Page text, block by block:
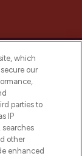
się o
i
i
which
our
parties to
IP
searches
other
enhanced